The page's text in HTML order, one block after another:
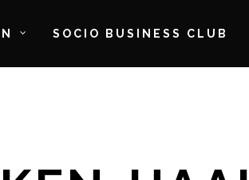
SOCIO BUSINESS CLUB